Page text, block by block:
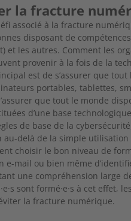
la fracture
associé à la fracture
disposant de
et les autres. Comment les
provenir à la fois de la
est de s’assurer que
portables, tablettes,
que tout le monde
d’une base
de base de la
delà de la simple utilisation
choisir le bon niveau de
mail ou bien même
une compréhension large
sont formé·e·s à cet effet,
la fracture numérique.